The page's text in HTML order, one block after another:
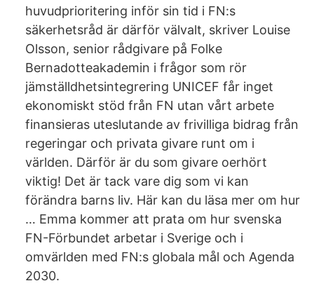
huvudprioritering inför sin tid i FN:s
säkerhetsråd är därför välvalt, skriver Louise
Olsson, senior rådgivare på Folke
Bernadotteakademin i frågor som rör
jämställdhetsintegrering UNICEF får inget
ekonomiskt stöd från FN utan vårt arbete
finansieras uteslutande av frivilliga bidrag från
regeringar och privata givare runt om i
världen. Därför är du som givare oerhört
viktig! Det är tack vare dig som vi kan
förändra barns liv. Här kan du läsa mer om hur
… Emma kommer att prata om hur svenska
FN-Förbundet arbetar i Sverige och i
omvärlden med FN:s globala mål och Agenda
2030.